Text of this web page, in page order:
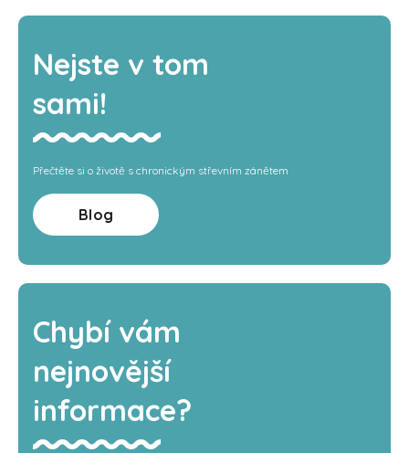
Nejste v tom
sami!
Přečtěte si o životě s chronickým střevním zánětem
Blog
Chybí vám
nejnovější
informace?